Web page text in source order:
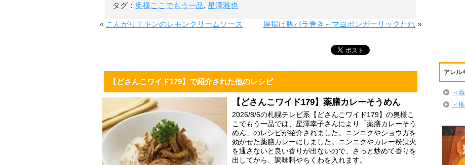
タグ： 奥様ここでもう一品, 星澤雅也
« こんがりチキンのレモンクリームソース 厚揚げ豚バラ巻き～マヨポンガーリックたれ»
【どさんこワイド179】で紹介された他のレシピ
【どさんこワイド179】薬膳カレーそうめん
2026/8/6の札幌テレビ系【どさんこワイド179】の奥様こ
こでもう一品では、星澤幸子さんにより「薬膳カレーそう
めん」のレシピが紹介されました。ニンニクやショウガを
効かせた薬膳カレーにしました。ニンニクやカレー粉は火
を通さないと良い香りが出ないので、さっと炒めて香りを
出してから、調味料やちくわを入れます。
アレル
＜
＜